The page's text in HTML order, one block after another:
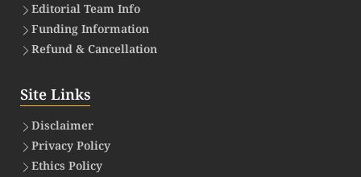
Editorial Team Info
Funding Information
Refund & Cancellation
Site Links
Disclaimer
Privacy Policy
Ethics Policy